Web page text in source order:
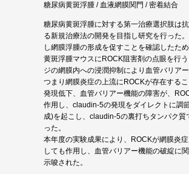
糖尿病黄斑浮腫 / 血液網膜関門 / 密着結合
糖尿病黄斑浮腫に対する第一治療選択肢は
る新規治療法の開発を目指し研究を行った
し網膜浮腫の形成を促すことを確認したた
黄斑浮腫マウスにROCK阻害剤の点眼を行
ジの網膜内への浸潤抑制により血管バリア
つまり網膜炎症の上流にROCKが存在する
発現低下、血管バリアー機能の障害が、
作用し、claudin-5の発現をダイレクトに調
成)を起こし、claudin-5の裏打ちタンパク
った。
本年度の実験成果により、ROCKが網膜炎
しても作用し、血管バリアー機能の破綻に
示唆された。